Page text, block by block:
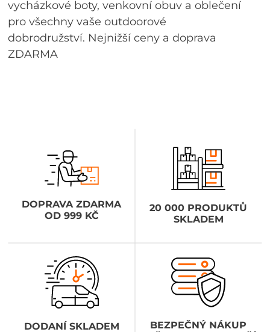
vycházkové boty, venkovní obuv a oblečení
pro všechny vaše outdoorové
dobrodružství. Nejnižší ceny a doprava
ZDARMA
DOPRAVA ZDARMA
OD 999 KČ
20 000 PRODUKTŮ
SKLADEM
DODANÍ SKLADEM
BEZPEČNÝ NÁKUP